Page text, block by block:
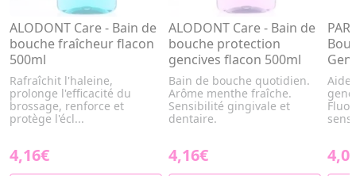
ALODONT Care - Bain de
bouche fraîcheur flacon
500ml
Rafraîchit l'haleine,
prolonge l'efficacité du
brossage, renforce et
protège l'écl...
4,16€
ALODONT Care - Bain de
bouche protection
gencives flacon 500ml
Bain de bouche quotidien.
Arôme menthe fraîche.
Sensibilité gingivale et
dentaire.
4,16€
Aide